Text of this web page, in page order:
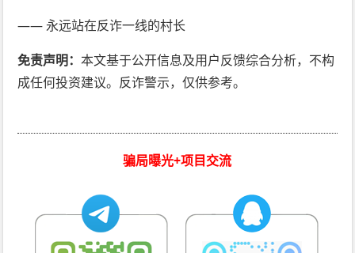
—— 永远站在反诈一线的村长
免责声明：本文基于公开信息及用户反馈综合分析，不构
成任何投资建议。反诈警示，仅供参考。
骗局曝光+项目交流